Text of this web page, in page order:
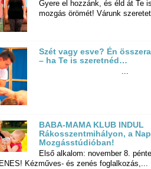
Gyere el hozzánk, és éld át Te
mozgás örömét! Várunk
Szét vagy esve? Én
– ha Te is szeretnéd…
...
BABA-MAMA KLUB INDUL
Rákosszentmihályon, a Napfény
Mozgásstúdióban!
Első alkalom: november 8.
Kézműves- és zenés foglalkozás,...